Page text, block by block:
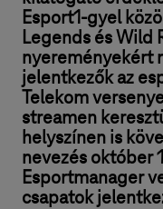
Esport1-gyel
Legends és Wild
nyereményekért
jelentkezők az
Telekom
streamen
helyszínen is
nevezés október
Esportmanager
csapatok